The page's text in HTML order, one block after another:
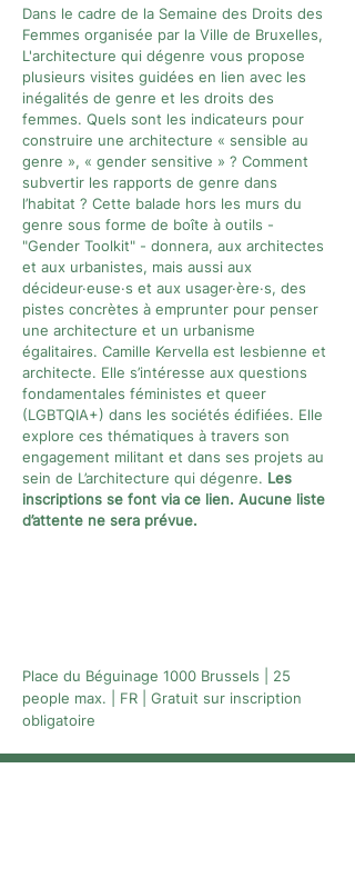
Dans le cadre de la Semaine des Droits des
Femmes organisée par la Ville de Bruxelles,
L'architecture qui dégenre vous propose
plusieurs visites guidées en lien avec les
inégalités de genre et les droits des
femmes. Quels sont les indicateurs pour
construire une architecture « sensible au
genre », « gender sensitive » ? Comment
subvertir les rapports de genre dans
l’habitat ? Cette balade hors les murs du
genre sous forme de boîte à outils -
"Gender Toolkit" - donnera, aux architectes
et aux urbanistes, mais aussi aux
décideur·euse·s et aux usager·ère·s, des
pistes concrètes à emprunter pour penser
une architecture et un urbanisme
égalitaires. Camille Kervella est lesbienne et
architecte. Elle s’intéresse aux questions
fondamentales féministes et queer
(LGBTQIA+) dans les sociétés édifiées. Elle
explore ces thématiques à travers son
engagement militant et dans ses projets au
sein de L’architecture qui dégenre. Les
inscriptions se font via ce lien. Aucune liste
d’attente ne sera prévue.
Place du Béguinage 1000 Brussels | 25
people max. | FR | Gratuit sur inscription
obligatoire